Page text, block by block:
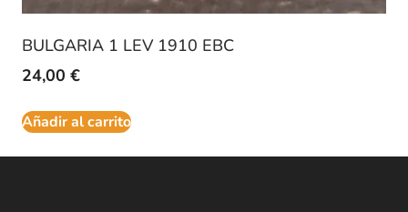
BULGARIA 1 LEV 1910 EBC
24,00 €
Añadir al carrito